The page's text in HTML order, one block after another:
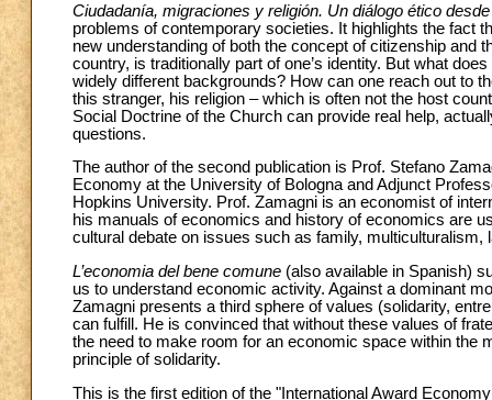
Ciudadanía, migraciones y religión. Un diálogo ético
problems of contemporary societies. It highlights the fact
new understanding of both the concept of citizenship and
country, is traditionally part of one’s identity. But what
widely different backgrounds? How can one reach out to
this stranger, his religion – which is often not the host
Social Doctrine of the Church can provide real help,
questions.
The author of the second publication is Prof. Stefano
Economy at the University of Bologna and Adjunct
Hopkins University. Prof. Zamagni is an economist of
his manuals of economics and history of economics are
cultural debate on issues such as family,
L’economia del bene comune (also available in Spanish)
us to understand economic activity. Against a dominant
Zamagni presents a third sphere of values (solidarity,
can fulfill. He is convinced that without these values of
the need to make room for an economic space within the
principle of solidarity.
This is the first edition of the "International Award